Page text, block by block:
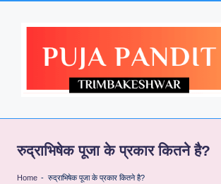
रुद्राभिषेक पूजा के प्रकार कितने है?
Home - रुद्राभिषेक पूजा के प्रकार कितने है?